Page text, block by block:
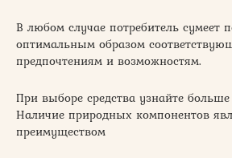
В любом случае потребитель сумеет
оптимальным образом
предпочтениям и возможностям.
При выборе средства узнайте больше
Наличие природных компонентов
преимуществом